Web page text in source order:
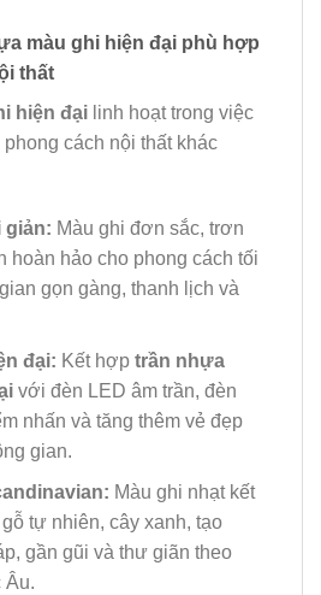
màu ghi hiện đại phù hợp
thất
hiện đại linh hoạt trong việc
cách nội thất khác
giản: Màu ghi đơn sắc, trơn
hoàn hảo cho phong cách tối
gọn gàng, thanh lịch và
đại: Kết hợp trần nhựa
với đèn LED âm trần, đèn
nhấn và tăng thêm vẻ đẹp
gian.
Màu ghi nhạt kết
tự nhiên, cây xanh, tạo
gần gũi và thư giãn theo
Âu.